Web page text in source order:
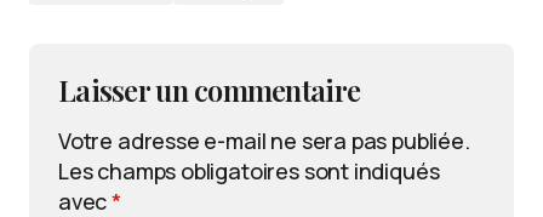
Laisser un commentaire
Votre adresse e-mail ne sera pas publiée.
Les champs obligatoires sont indiqués
avec*